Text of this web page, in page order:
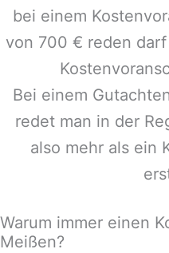
bei einem
von 700 € reden
Bei einem
redet man in der
also mehr als ein
Warum immer einen
Meißen?